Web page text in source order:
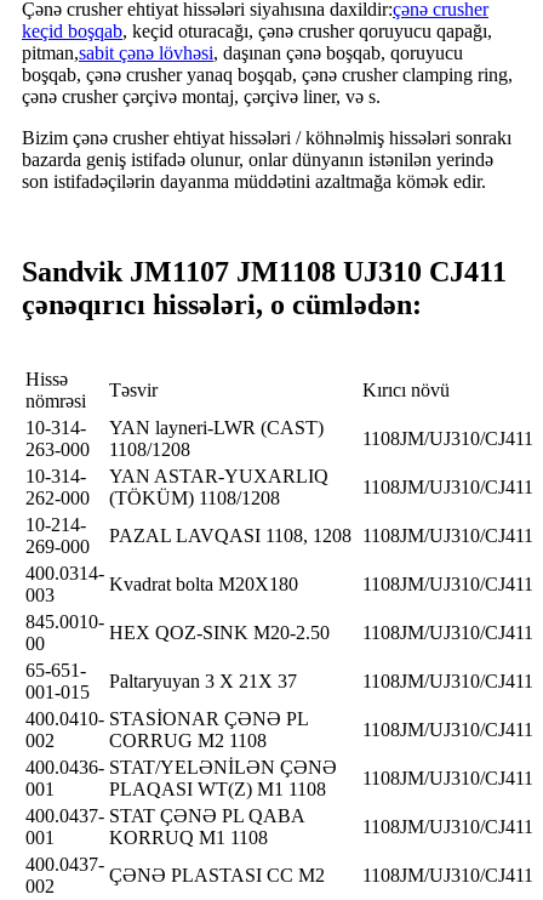
Çənə crusher ehtiyat hissələri siyahısına daxildir:çənə crusher
keçid boşqab, keçid oturacağı, çənə crusher qoruyucu qapağı,
pitman,sabit çənə lövhəsi, daşınan çənə boşqab, qoruyucu
boşqab, çənə crusher yanaq boşqab, çənə crusher clamping ring,
çənə crusher çərçivə montaj, çərçivə liner, və s.
Bizim çənə crusher ehtiyat hissələri / köhnəlmiş hissələri sonrakı
bazarda geniş istifadə olunur, onlar dünyanın istənilən yerində
son istifadəçilərin dayanma müddətini azaltmağa kömək edir.
Sandvik JM1107 JM1108 UJ310 CJ411
çənəqırıcı hissələri, o cümlədən:
Hissə
nömrəsi
Təsvir
Kırıcı növü
10-314-
263-000
YAN layneri-LWR (CAST)
1108/1208
1108JM/UJ310/CJ411
10-314-
262-000
YAN ASTAR-YUXARLIQ
(TÖKÜM) 1108/1208
1108JM/UJ310/CJ411
10-214-
269-000
PAZAL LAVQASI 1108, 1208 1108JM/UJ310/CJ411
400.0314-
003
Kvadrat bolta M20X180
1108JM/UJ310/CJ411
845.0010-
00
HEX QOZ-SINK M20-2.50
1108JM/UJ310/CJ411
65-651-
001-015
Paltaryuyan 3 X 21X 37
1108JM/UJ310/CJ411
400.0410-
002
STASİONAR ÇƏNƏ PL
CORRUG M2 1108
1108JM/UJ310/CJ411
400.0436-
001
STAT/YELƏNİLƏN ÇƏNƏ
PLAQASI WT(Z) M1 1108
1108JM/UJ310/CJ411
400.0437-
001
STAT ÇƏNƏ PL QABA
KORRUQ M1 1108
1108JM/UJ310/CJ411
400.0437-
002
ÇƏNƏ PLASTASI CC M2
1108JM/UJ310/CJ411